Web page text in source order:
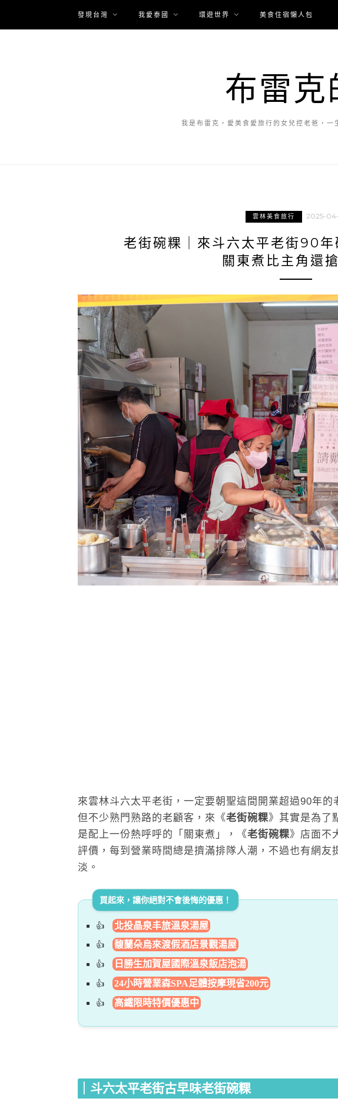
發現台灣 我愛泰國 環遊世界 美食住宿懶人包
布雷克
我是布雷克，愛美食愛旅行的女兒控老爸，一
雲林美食旅行 2025-
老街碗粿｜來斗六太平老街90年
關東煮比主角還搶
來雲林斗六太平老街，一定要朝聖這間開業超過90年的
但不少熟門熟路的老顧客，來《老街碗粿》其實是為了
是配上一份熱呼呼的「關東煮」，《老街碗粿》店面不
評價，每到營業時間總是擠滿排隊人潮，不過也有網友
淡。
買起來，讓你絕對不會後悔的優惠！
北投晶泉丰旅溫泉湯屋
馥蘭朵烏來渡假酒店景觀湯屋
日勝生加賀屋國際溫泉飯店泡湯
24小時營業森SPA足體按摩現省200元
高鐵限時特價優惠中
｜斗六太平老街古早味老街碗粿